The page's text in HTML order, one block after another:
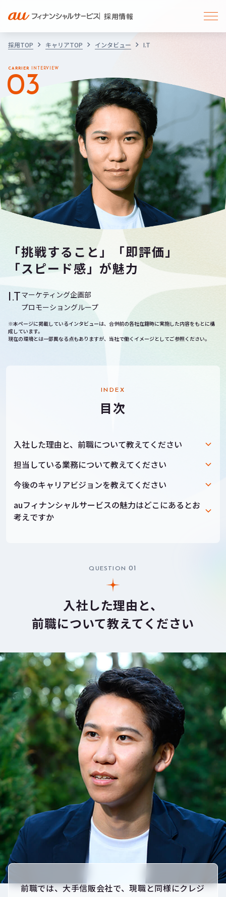
採用情報
採用TOP キャリアTOP インタビュー I.T
CARRIER INTERVIEW
03
「挑戦すること」「即評価」
「スピード感」が魅力
I.T
マーケティング企画部
プロモーショングループ
※本ページに掲載しているインタビューは、合併前の各社在籍時に実施した内容をもとに構
成しています。
現在の環境とは一部異なる点もありますが、当社で働くイメージとしてご参照ください。
INDEX
目次
入社した理由と、前職について教えてください
担当している業務について教えてください
今後のキャリアビジョンを教えてください
auフィナンシャルサービスの魅力はどこにあるとお
考えですか
QUESTION01
入社した理由と、
前職について教えてください
前職では、大手信販会社で、現職と同様にクレジ